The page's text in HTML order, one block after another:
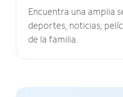
Encuentra una amplia
deportes, noticias,
de la familia.